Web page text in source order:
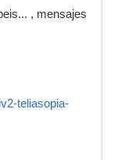
, mensajes
teliasopia-